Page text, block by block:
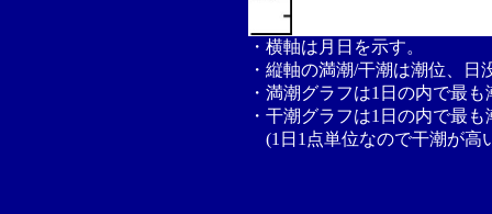
・横軸は月日を示す。
・縦軸の満潮/干潮は潮位、
・満潮グラフは1日の内で最
・干潮グラフは1日の内で最
(1日1点単位なので干潮が高